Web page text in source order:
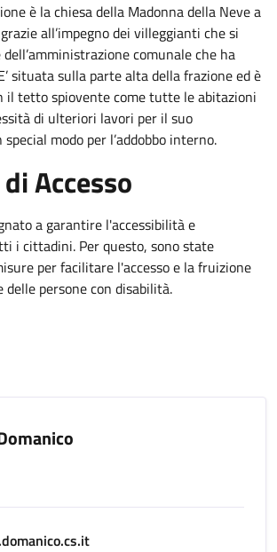
è la chiesa della Madonna della Neve a
all’impegno dei villeggianti che si
comunale che ha
situata sulla parte alta della frazione ed è
il tetto spiovente come tutte le abitazioni
di ulteriori lavori per il suo
modo per l’addobbo interno.
Accesso
a garantire l'accessibilità e
i cittadini. Per questo, sono state
per facilitare l'accesso e la fruizione
delle persone con disabilità.